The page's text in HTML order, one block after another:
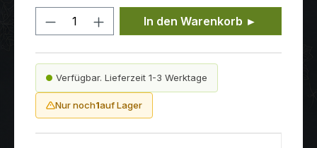
Produkt Anzahl: Gib den
In den Warenkorb ►
Verfügbar. Lieferzeit 1-3 Werktage
Nur noch1auf Lager